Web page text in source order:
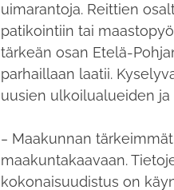
uimarantoja. Reittien
patikointiin tai
tärkeän osan Etelä-
parhaillaan laatii.
uusien ulkoilualueiden
‒ Maakunnan
maakuntakaavaan.
kokonaisuudistus on